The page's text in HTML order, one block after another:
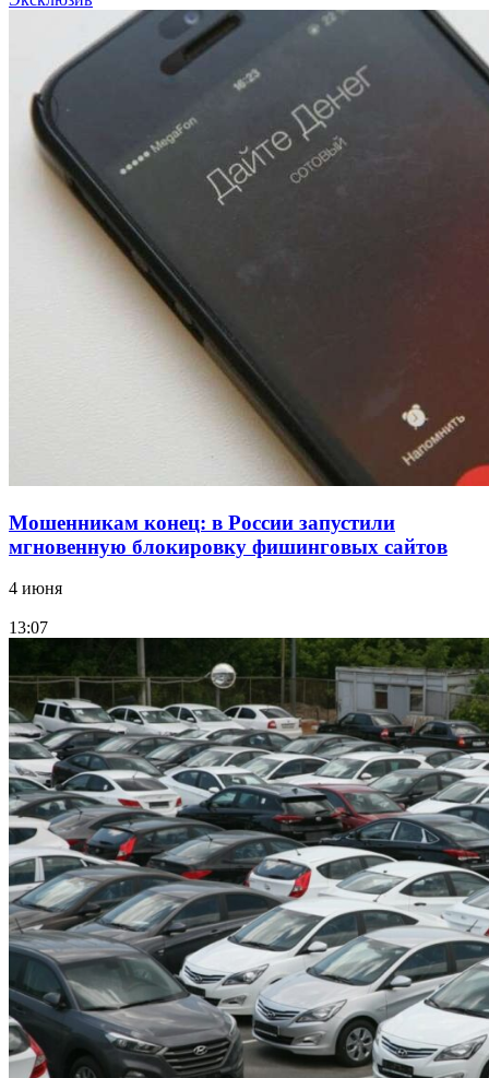
Волгоградские вузы в топе зарплатного
рейтинга: ВолгГТУ и ВолгГМУ вошли в топ‑15
для химической отрасли и фармацевтики
18:39
В Красноармейском районе Волгограда стартует
конкурс на ремонт моста через Волго‑Донской
судоходный канал
Фестиваль #ТриЧетыре в Волгограде пройдёт
11–13 сентября в рамках Года единства народов
Мошенникам конец: в России запустили
мгновенную блокировку фишинговых сайтов
4 июня
13:07